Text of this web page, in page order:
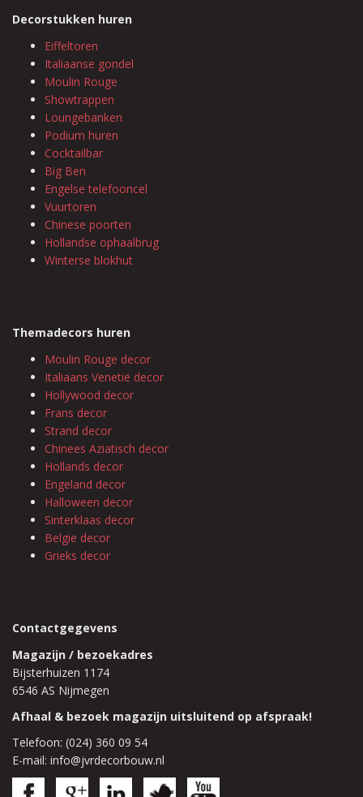
Decorstukken huren
Eiffeltoren
Italiaanse gondel
Moulin Rouge
Showtrappen
Loungebanken
Podium huren
Cocktailbar
Big Ben
Engelse telefooncel
Vuurtoren
Chinese poorten
Hollandse ophaalbrug
Winterse blokhut
Themadecors huren
Moulin Rouge decor
Italiaans Venetië decor
Hollywood decor
Frans decor
Strand decor
Chinees Aziatisch decor
Hollands decor
Engeland decor
Halloween decor
Sinterklaas decor
Belgie decor
Grieks decor
Contactgegevens
Magazijn / bezoekadres
Bijsterhuizen 1174
6546 AS Nijmegen
Afhaal & bezoek magazijn uitsluitend op afspraak!
Telefoon: (024) 360 09 54
E-mail: info@jvrdecorbouw.nl